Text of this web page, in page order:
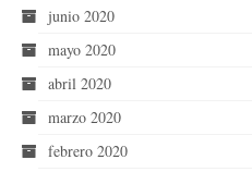
junio 2020
mayo 2020
abril 2020
marzo 2020
febrero 2020